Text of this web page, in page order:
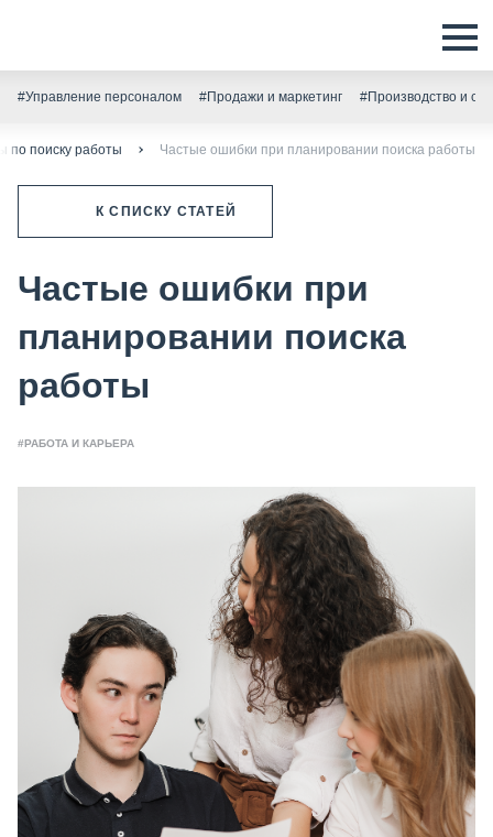
#Управление персоналом #Продажи и маркетинг #Производство и
по поиску работы Частые ошибки при планировании поиска работы
К СПИСКУ СТАТЕЙ
Частые ошибки при
планировании поиска
работы
#РАБОТА И КАРЬЕРА